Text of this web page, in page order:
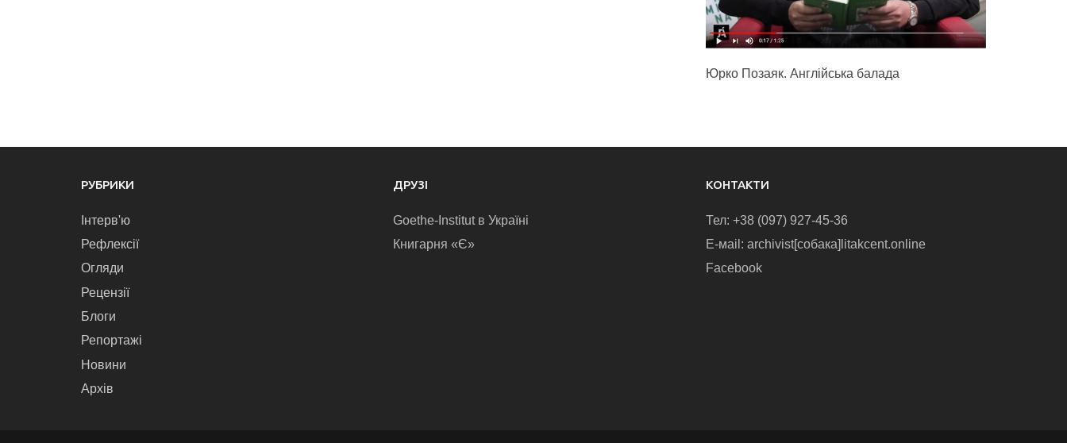
Юрко Позаяк. Англійська балада
РУБРИКИ
Інтерв'ю
Рефлексії
Огляди
Рецензії
Блоги
Репортажі
Новини
Архів
ДРУЗІ
Goethe-Institut в Україні
Книгарня «Є»
КОНТАКТИ
Тел: +38 (097) 927-45-36
E-маіl: archivist[собака]litakcent.online
Facebook